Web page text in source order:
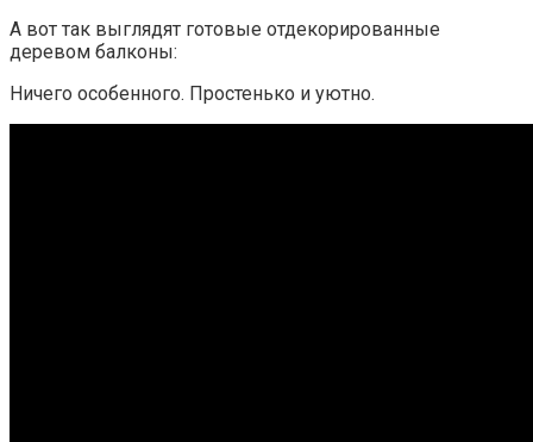
А вот так выглядят готовые отдекорированные
деревом балконы:
Ничего особенного. Простенько и уютно.